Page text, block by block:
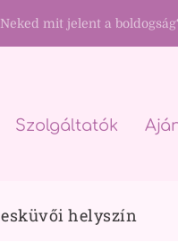
Neked mit jelent a
Szolgáltatók
esküvői helyszín